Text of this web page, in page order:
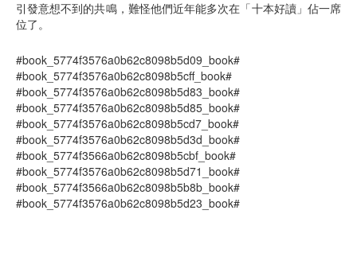
引發意想不到的共鳴，難怪他們近年能多次在「十本好讀」佔一席
位了。
#book_5774f3576a0b62c8098b5d09_book#
#book_5774f3576a0b62c8098b5cff_book#
#book_5774f3576a0b62c8098b5d83_book#
#book_5774f3576a0b62c8098b5d85_book#
#book_5774f3576a0b62c8098b5cd7_book#
#book_5774f3576a0b62c8098b5d3d_book#
#book_5774f3566a0b62c8098b5cbf_book#
#book_5774f3576a0b62c8098b5d71_book#
#book_5774f3566a0b62c8098b5b8b_book#
#book_5774f3576a0b62c8098b5d23_book#